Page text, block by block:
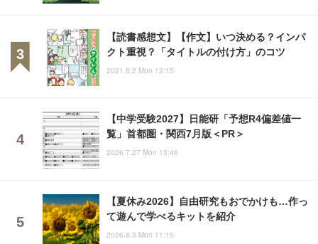
【読書感想文】【作文】いつ決める？インパ
クト重視？「タイトルの付け方」のコツ
2021.8.2 Mon 12:15
【中学受験2027】日能研「予想R4偏差値一
覧」首都圏・関西7月版＜PR＞
2026.7.27 Mon 13:46
【夏休み2026】自由研究もおでかけも…作っ
て遊んで学べるキットを紹介
2026.8.3 Mon 11:15